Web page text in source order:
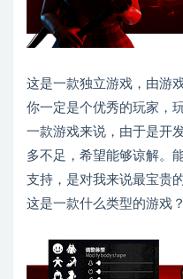
这是一款独立游戏，由游
你一定是个优秀的玩家，
一款游戏来说，由于是开
多不足，希望能够谅解。
支持，是对我来说最宝贵
这是一款什么类型的游戏？